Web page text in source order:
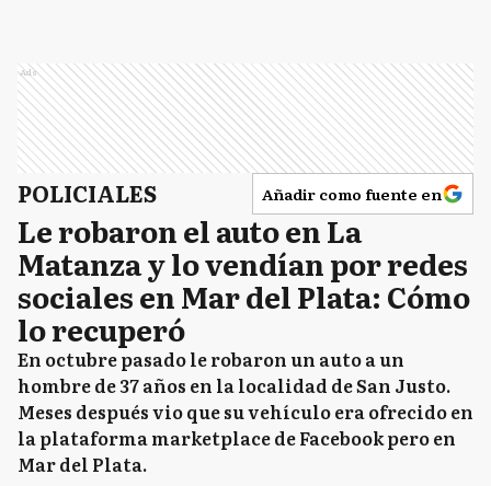
Ads
POLICIALES Añadir como fuente en
Le robaron el auto en La
Matanza y lo vendían por redes
sociales en Mar del Plata: Cómo
lo recuperó
En octubre pasado le robaron un auto a un
hombre de 37 años en la localidad de San Justo.
Meses después vio que su vehículo era ofrecido en
la plataforma marketplace de Facebook pero en
Mar del Plata.